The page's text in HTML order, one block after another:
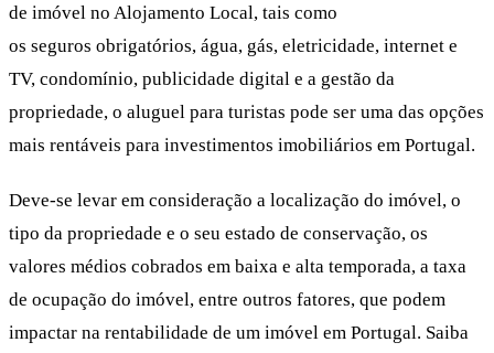
de imóvel no Alojamento Local, tais como
os seguros obrigatórios, água, gás, eletricidade, internet e
TV, condomínio, publicidade digital e a gestão da
propriedade, o aluguel para turistas pode ser uma das opções
mais rentáveis para investimentos imobiliários em Portugal.
Deve-se levar em consideração a localização do imóvel, o
tipo da propriedade e o seu estado de conservação, os
valores médios cobrados em baixa e alta temporada, a taxa
de ocupação do imóvel, entre outros fatores, que podem
impactar na rentabilidade de um imóvel em Portugal. Saiba